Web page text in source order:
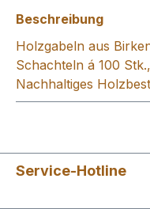
Beschreibung
Holzgabeln aus
Schachteln á 100
Nachhaltiges
Service-Hotline